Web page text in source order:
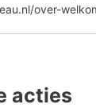
over-
acties